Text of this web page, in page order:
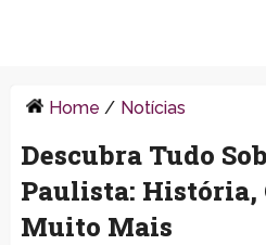
Home / Notícias
Descubra Tudo
Paulista: História,
Muito Mais